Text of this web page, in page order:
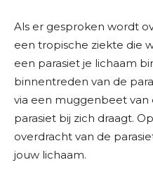
Als er gesproken wordt
een tropische ziekte die
een parasiet je lichaam
binnentreden van de
via een muggenbeet
parasiet bij zich draagt.
overdracht van de
jouw lichaam.